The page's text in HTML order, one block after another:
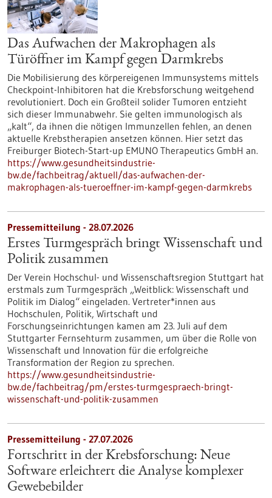
Das Aufwachen der Makrophagen als
Türöffner im Kampf gegen Darmkrebs
Die Mobilisierung des körpereigenen Immunsystems mittels
Checkpoint-Inhibitoren hat die Krebsforschung weitgehend
revolutioniert. Doch ein Großteil solider Tumoren entzieht
sich dieser Immunabwehr. Sie gelten immunologisch als
„kalt“, da ihnen die nötigen Immunzellen fehlen, an denen
aktuelle Krebstherapien ansetzen können. Hier setzt das
Freiburger Biotech-Start-up EMUNO Therapeutics GmbH an.
https://www.gesundheitsindustrie-
bw.de/fachbeitrag/aktuell/das-aufwachen-der-
makrophagen-als-tueroeffner-im-kampf-gegen-darmkrebs
Pressemitteilung - 28.07.2026
Erstes Turmgespräch bringt Wissenschaft und
Politik zusammen
Der Verein Hochschul- und Wissenschaftsregion Stuttgart hat
erstmals zum Turmgespräch „Weitblick: Wissenschaft und
Politik im Dialog“ eingeladen. Vertreter*innen aus
Hochschulen, Politik, Wirtschaft und
Forschungseinrichtungen kamen am 23. Juli auf dem
Stuttgarter Fernsehturm zusammen, um über die Rolle von
Wissenschaft und Innovation für die erfolgreiche
Transformation der Region zu sprechen.
https://www.gesundheitsindustrie-
bw.de/fachbeitrag/pm/erstes-turmgespraech-bringt-
wissenschaft-und-politik-zusammen
Pressemitteilung - 27.07.2026
Fortschritt in der Krebsforschung: Neue
Software erleichtert die Analyse komplexer
Gewebebilder